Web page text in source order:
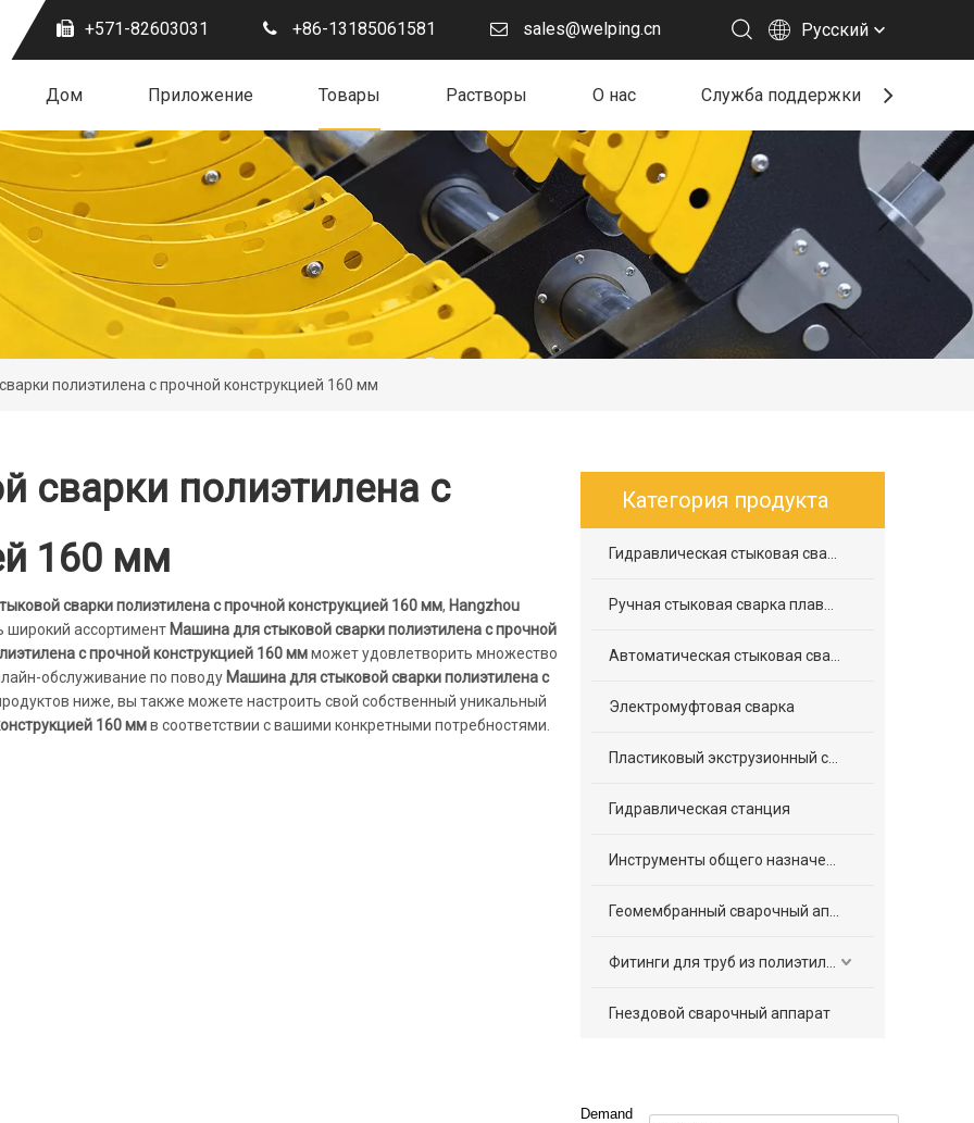
+571-82603031 +86-13185061581 sales@welping.cn Pусский
Дом Приложение Товары Растворы О нас Служба поддержки
полиэтилена с прочной конструкцией 160 мм
сварки полиэтилена с
160 мм
сварки полиэтилена с прочной конструкцией 160 мм, Hangzhou
широкий ассортимент Машина для стыковой сварки полиэтилена с прочной
с прочной конструкцией 160 ммможет удовлетворить множество
обслуживание по поводу Машина для стыковой сварки полиэтилена с
ниже, вы также можете настроить свой собственный уникальный
160 ммв соответствии с вашими конкретными потребностями.
Категория продукта
Электромуфтовая сварка
Гидравлическая станция
Гнездовой сварочный аппарат
Demand